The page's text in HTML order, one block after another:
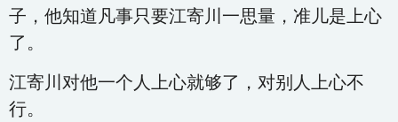
子，他知道凡事只要江寄川一思量，准儿是上心
了。
江寄川对他一个人上心就够了，对别人上心不
行。